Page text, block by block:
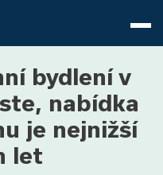
bydlení v
nabídka
je nejnižší
let